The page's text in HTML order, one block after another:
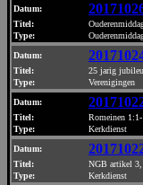
Datum:
Titel:
Type:
Datum:
Titel:
25 jarig
Type:
Verenigingen
Datum:
Titel:
Romeinen
Type:
Kerkdienst
Datum:
Titel:
NGB artikel 3,
Type:
Kerkdienst